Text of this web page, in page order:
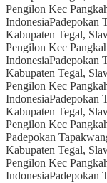
Pengilon Kec
IndonesiaPadepokan
Kabupaten Tegal,
Pengilon Kec
IndonesiaPadepokan
Kabupaten Tegal,
Pengilon Kec
IndonesiaPadepokan
Kabupaten Tegal,
Pengilon Kec
Padepokan
Kabupaten Tegal,
Pengilon Kec
IndonesiaPadepokan